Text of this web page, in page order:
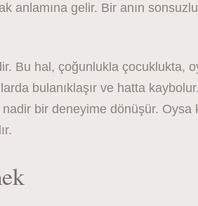
anlamına gelir. Bir anın
Bu hal, çoğunlukla çocuklukta,
bulanıklaşır ve hatta
bir deneyime dönüşür. Oysa